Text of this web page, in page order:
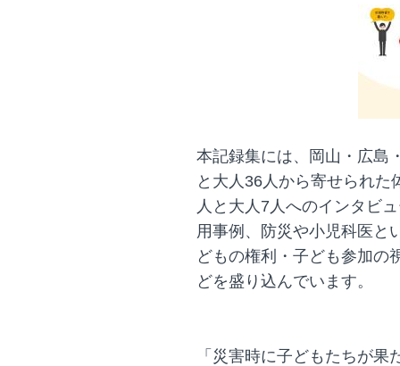
本記録集には、岡山・広島
と大人36人から寄せられ
人と大人7人へのインタビ
用事例、防災や小児科医と
どもの権利・子ども参加の
どを盛り込んでいます。
「災害時に子どもたちが